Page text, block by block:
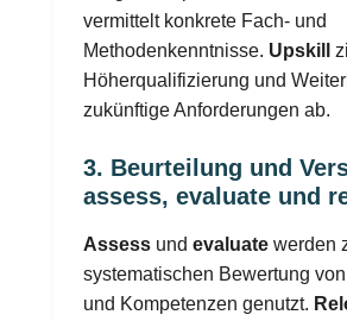
vermittelt konkrete Fach- und
Methodenkenntnisse. Upskill
Höherqualifizierung und
zukünftige Anforderungen ab.
3. Beurteilung und
assess, evaluate und
Assessund evaluatewerden
systematischen Bewertung
und Kompetenzen genutzt.